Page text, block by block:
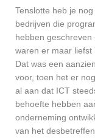
Tenslotte heb je
bedrijven die
hebben
waren er maar liefst
Dat was een
voor, toen het er
al aan dat ICT
behoefte hebben
onderneming
van het